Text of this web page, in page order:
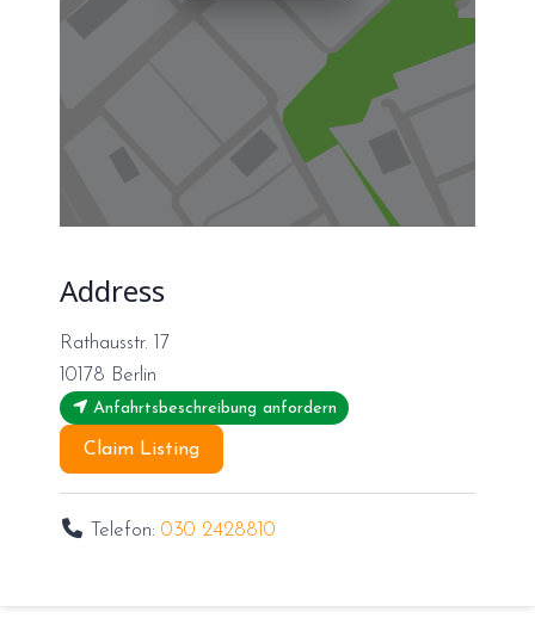
Address
Rathausstr. 17
10178 Berlin
Anfahrtsbeschreibung anfordern
Claim Listing
Telefon:030 2428810